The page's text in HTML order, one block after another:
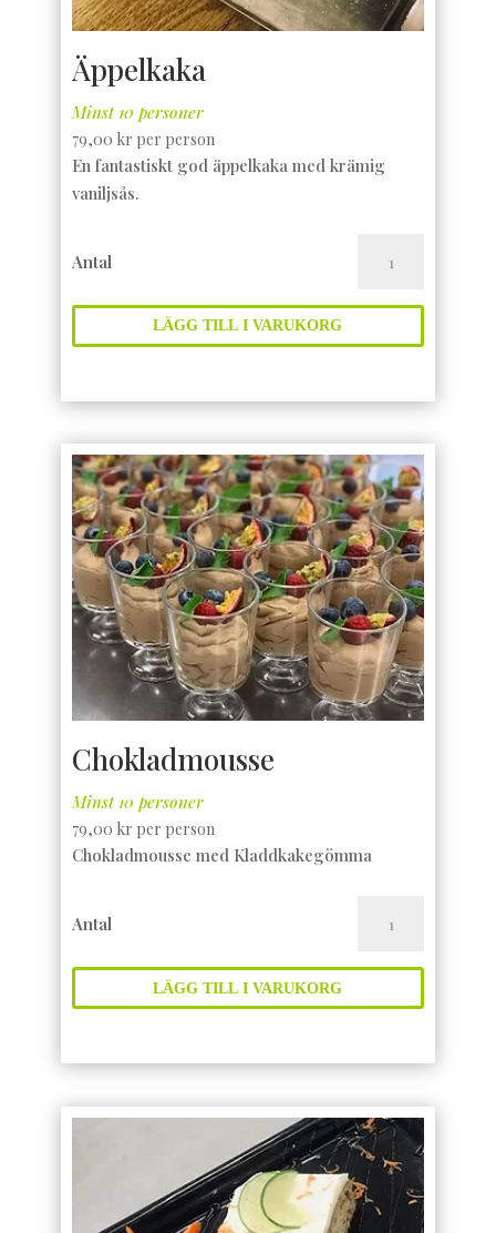
Äppelkaka
Minst 10 personer
79,00 kr per person
En fantastiskt god äppelkaka med krämig
vaniljsås.
Antal
mängd
LÄGG TILL I VARUKORG
Chokladmousse
Minst 10 personer
79,00 kr per person
Chokladmousse med Kladdkakegömma
Antal
mängd
LÄGG TILL I VARUKORG